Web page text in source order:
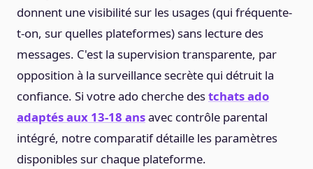
donnent une visibilité sur les usages (qui fréquente-
t-on, sur quelles plateformes) sans lecture des
messages. C'est la supervision transparente, par
opposition à la surveillance secrète qui détruit la
confiance. Si votre ado cherche destchats ado
adaptés aux 13-18 ansavec contrôle parental
intégré, notre comparatif détaille les paramètres
disponibles sur chaque plateforme.